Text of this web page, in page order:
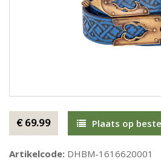
€ 69.99 Plaats op
Artikelcode: DHBM-1616620001